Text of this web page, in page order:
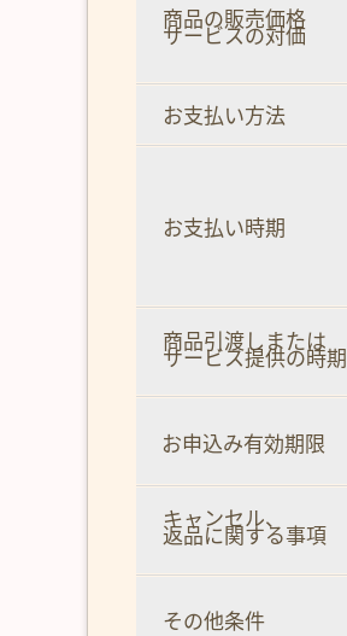
商品の販売価格
サービスの対価
お支払い方法
お支払い時期
商品引渡しまたは
サービス提供の時期
お申込み有効期限
キャンセル、
返品に関する事項
その他条件